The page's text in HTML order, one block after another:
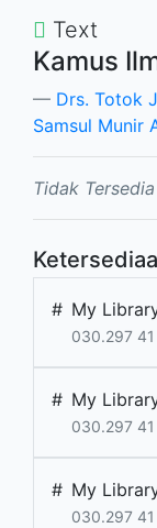
Text
Kamus
Drs. Totok
Samsul Munir
Tidak
# My
030.297 41
# My
030.297 41
# My
030.297 41